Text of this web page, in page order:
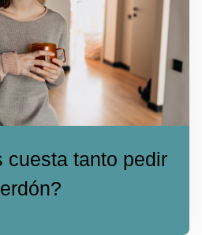
cuesta tanto pedir